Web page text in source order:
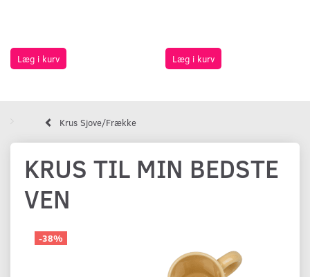
Læg i kurv Læg i kurv
Krus Sjove/Frække
KRUS TIL MIN BEDSTE
VEN
-38%